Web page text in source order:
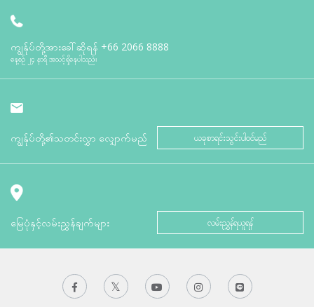
ကျွန်ုပ်တို့အားခေါ်ဆိုရန် +66 2066 8888
နေ့စဉ် ၂၄ နာရီ အသင့်ရှိနေပါသည်။
ကျွန်ုပ်တို့၏သတင်းလွှာ လျှောက်မည် ယခုစာရင်းသွင်းပါဝင်မည်
မြေပုံနှင့်လမ်းညွှန်ချက်များ လမ်းညွှန်ရယူရန်